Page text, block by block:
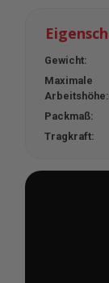
Gewicht:
Maximale
Arbeitshöhe:
Packmaß:
Tragkraft: